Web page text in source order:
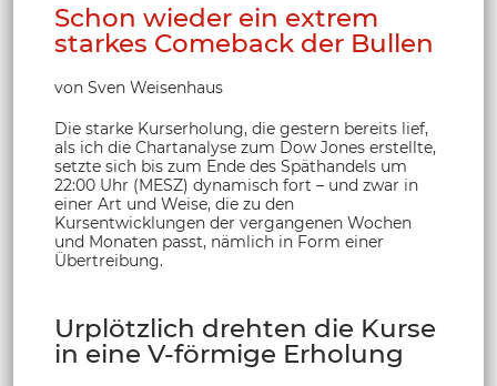
Schon wieder ein extrem
starkes Comeback der Bullen
von Sven Weisenhaus
Die starke Kurserholung, die gestern bereits lief,
als ich die Chartanalyse zum Dow Jones erstellte,
setzte sich bis zum Ende des Späthandels um
22:00 Uhr (MESZ) dynamisch fort – und zwar in
einer Art und Weise, die zu den
Kursentwicklungen der vergangenen Wochen
und Monaten passt, nämlich in Form einer
Übertreibung.
Urplötzlich drehten die Kurse
in eine V-förmige Erholung